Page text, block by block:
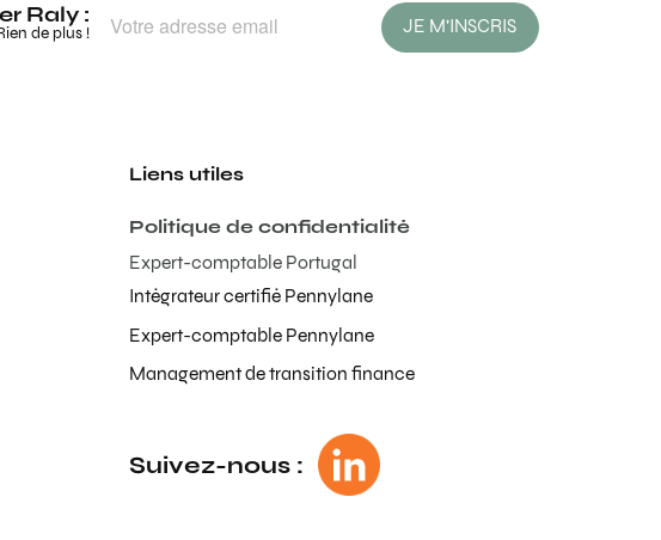
Raly :
de plus ! JE M'INSCRIS
Liens utiles
Politique de confidentialité
Expert-comptable Portugal
Intégrateur certifié Pennylane
Expert-comptable Pennylane
Management de transition finance
Suivez-nous :